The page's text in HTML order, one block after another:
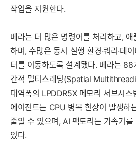
작업을 지원한다.
베라는 더 많은 명령어를 처리하고,
하며, 수많은 동시 실행 환경·쿼리·데
터를 이동하도록 설계됐다. 베라는
간적 멀티스레딩(Spatial
대역폭의 LPDDR5X 메모리 서브시스
에이전트는 CPU 병목 현상이 발생하
줄일 수 있으며, AI 팩토리는 가속기
있다.